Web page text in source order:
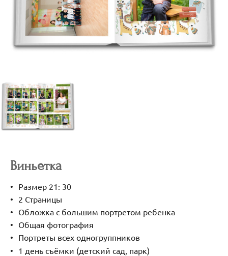
Виньетка
Размер 21: 30
2 Страницы
Обложка с большим портретом ребенка
Общая фотография
Портреты всех одногруппников
1 день съёмки (детский сад, парк)